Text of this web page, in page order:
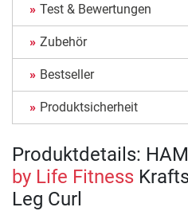
Test & Bewertungen
Zubehör
Bestseller
Produktsicherheit
Produktdetails:
by Life Fitness
Leg Curl